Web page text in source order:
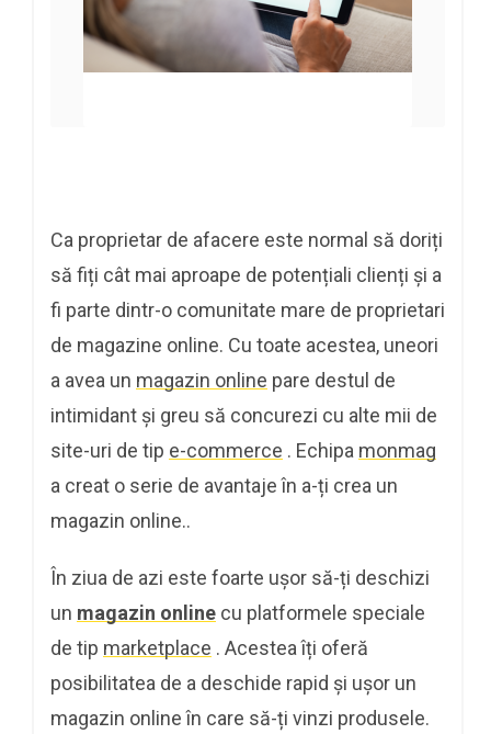
Ca proprietar de afacere este normal să doriți
să fiți cât mai aproape de potențiali clienți și a
fi parte dintr-o comunitate mare de proprietari
de magazine online. Cu toate acestea, uneori
a avea un magazin online pare destul de
intimidant și greu să concurezi cu alte mii de
site-uri de tip e-commerce . Echipa monmag
a creat o serie de avantaje în a-ți crea un
magazin online..
În ziua de azi este foarte ușor să-ți deschizi
un magazin online cu platformele speciale
de tip marketplace . Acestea îți oferă
posibilitatea de a deschide rapid și ușor un
magazin online în care să-ți vinzi produsele.